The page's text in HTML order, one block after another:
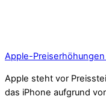
Apple-
Apple steht vor
das iPhone aufgrund